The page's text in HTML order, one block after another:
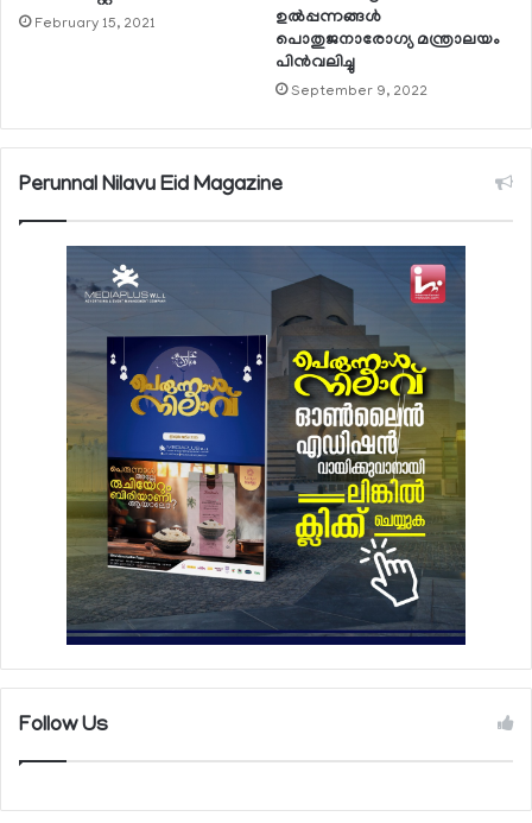
February 15, 2021
ഉല്‍പ്പന്നങ്ങള്‍
പൊതുജനാരോഗ്യ മന്ത്രാലയം
പിന്‍വലിച്ചു
September 9, 2022
Perunnal Nilavu Eid Magazine
Follow Us